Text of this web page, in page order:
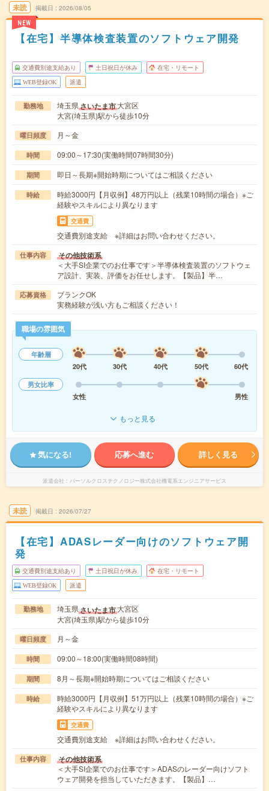
未読
NEW
掲載日 2026/08/05
【在宅】半導体検査装置のソフトウェア開発
交通費別途支給あり 土日祝日が休み 在宅・リモート
WEB登録OK 派遣
勤務地 埼玉県さいたま市大宮区
大宮(埼玉県)駅から徒歩10分
曜日頻度 月～金
時間 09:00～17:30(実働時間07時間30分)
期間 即日～長期※開始時期についてはご相談ください
時給
時給3000円【月収例】48万円以上（残業10時間の場合）※ご
経験やスキルにより異なります
交通費
交通費別途支給 ※詳細はお問い合わせください。
仕事内容 その他技術系
＜大手SI企業でのお仕事です＞半導体検査装置のソフトウェ
ア設計、実装、評価をお任せします。【製品】半…
応募資格
ブランクOK
実務経験が浅い方もご相談ください！
職場の雰囲気
年齢層
20代
30代 40代 50代
60代
男女比率
女性
男性
もっと見る
気になる! 応募へ進む 詳しく見る
派遣会社 パーソルクロステクノロジー株式会社機電系エンジニアサービス
未読 掲載日 2026/07/27
【在宅】ADASレーダー向けのソフトウェア開
発
交通費別途支給あり 土日祝日が休み 在宅・リモート
WEB登録OK 派遣
勤務地 埼玉県さいたま市大宮区
大宮(埼玉県)駅から徒歩10分
曜日頻度 月～金
時間 09:00～18:00(実働時間08時間)
期間 8月～長期※開始時期についてはご相談ください
時給
時給3000円【月収例】51万円以上（残業10時間の場合）※ご
経験やスキルにより異なります
交通費
交通費別途支給 ※詳細はお問い合わせください。
仕事内容 その他技術系
＜大手SI企業でのお仕事です＞ADASのレーダー向けソフト
ウェア開発を担当していただきます。【製品】…